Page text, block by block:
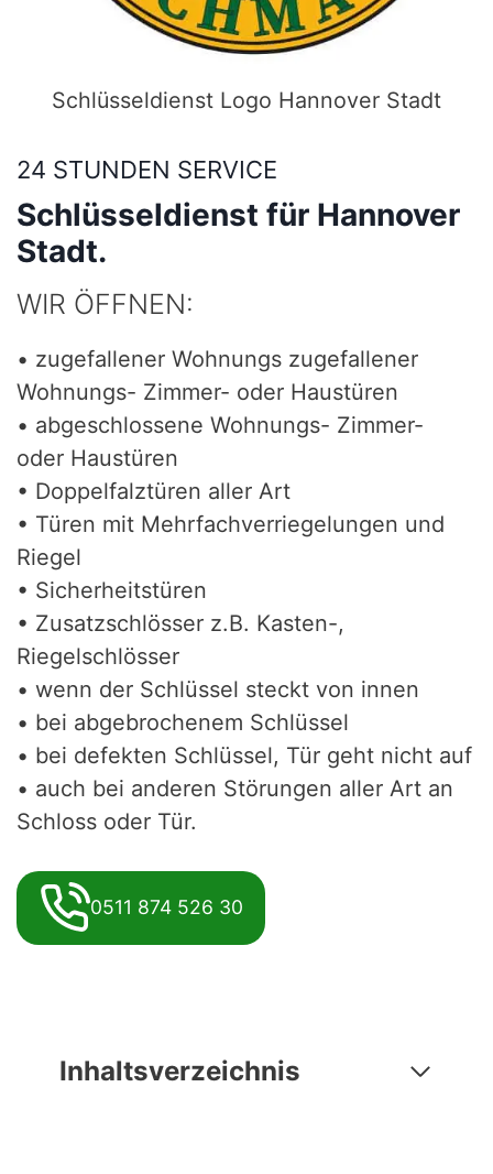
Schlüsseldienst Logo Hannover Stadt
24 STUNDEN SERVICE
Schlüsseldienst für Hannover
Stadt.
WIR ÖFFNEN:
• zugefallener Wohnungs zugefallener
Wohnungs- Zimmer- oder Haustüren
• abgeschlossene Wohnungs- Zimmer-
oder Haustüren
• Doppelfalztüren aller Art
• Türen mit Mehrfachverriegelungen und
Riegel
• Sicherheitstüren
• Zusatzschlösser z.B. Kasten-,
Riegelschlösser
• wenn der Schlüssel steckt von innen
• bei abgebrochenem Schlüssel
• bei defekten Schlüssel, Tür geht nicht auf
• auch bei anderen Störungen aller Art an
Schloss oder Tür.
0511 874 526 30
Inhaltsverzeichnis